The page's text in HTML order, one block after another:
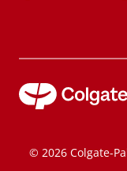
© 2026 Colgate-